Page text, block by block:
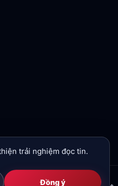
trải nghiệm đọc tin.
Đồng ý